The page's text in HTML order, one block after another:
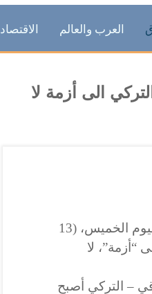
العرب والعالم الاقتصاد
الى أزمة لا
دعا القيادي في جبهة الانقاذ والتنمية، أثيل النجيفي، اليوم الخميس، (13
“أزمة”، لا
– التركي أصبح